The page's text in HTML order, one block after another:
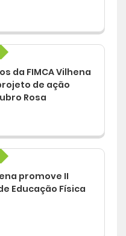
da FIMCA Vilhena
de ação
Rosa
promove II
Educação Física